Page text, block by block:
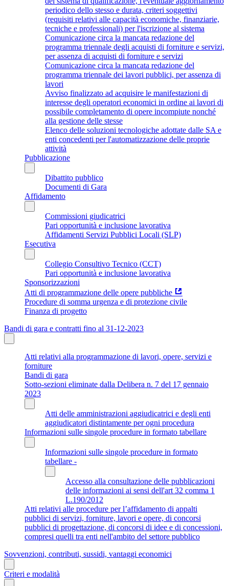
periodico dello stesso e durata, criteri soggettivi
(requisiti relativi alle capacità economiche, finanziarie,
tecniche e professionali) per l'iscrizione al sistema
Comunicazione circa la mancata redazione del
programma triennale degli acquisti di forniture e servizi,
per assenza di acquisti di forniture e servizi
Comunicazione circa la mancata redazione del
programma triennale dei lavori pubblici, per assenza di
lavori
Avviso finalizzato ad acquisire le manifestazioni di
interesse degli operatori economici in ordine ai lavori di
possibile completamento di opere incompiute nonché
alla gestione delle stesse
Elenco delle soluzioni tecnologiche adottate dalle SA e
enti concedenti per l'automatizzazione delle proprie
attività
Pubblicazione
Dibattito pubblico
Documenti di Gara
Affidamento
Commissioni giudicatrici
Pari opportunità e inclusione lavorativa
Affidamenti Servizi Pubblici Locali (SLP)
Esecutiva
Collegio Consultivo Tecnico (CCT)
Pari opportunità e inclusione lavorativa
Sponsorizzazioni
Atti di programmazione delle opere pubbliche
Procedure di somma urgenza e di protezione civile
Finanza di progetto
Bandi di gara e contratti fino al 31-12-2023
Atti relativi alla programmazione di lavori, opere, servizi e
forniture
Bandi di gara
Sotto-sezioni eliminate dalla Delibera n. 7 del 17 gennaio
2023
Atti delle amministrazioni aggiudicatrici e degli enti
aggiudicatori distintamente per ogni procedura
Informazioni sulle singole procedure in formato tabellare
Informazioni sulle singole procedure in formato
tabellare -
Accesso alla consultazione delle pubblicazioni
delle informazioni ai sensi dell'art 32 comma 1
L.190/2012
Atti relativi alle procedure per l’affidamento di appalti
pubblici di servizi, forniture, lavori e opere, di concorsi
pubblici di progettazione, di concorsi di idee e di concessioni,
compresi quelli tra enti nell'ambito del settore pubblico
Sovvenzioni, contributi, sussidi, vantaggi economici
Criteri e modalità